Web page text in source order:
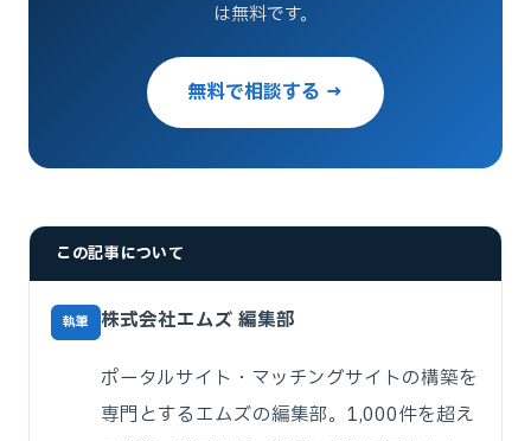
は無料です。
無料で相談する →
この記事について
執筆 株式会社エムズ 編集部
ポータルサイト・マッチングサイトの構築を
専門とするエムズの編集部。1,000件を超え